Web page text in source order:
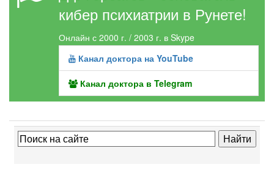
кибер психиатрии в Рунете!
Онлайн с 2000 г. / 2003 г. в Skype
Канал доктора на YouTube
Канал доктора в Telegram